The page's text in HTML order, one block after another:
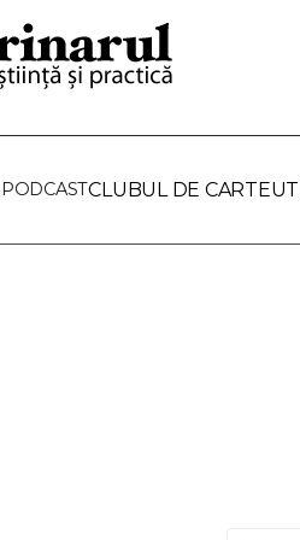
PODCASTCLUBUL DE CARTE